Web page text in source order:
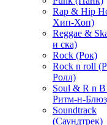
Rap & Hip
Хип-Хоп)
Reggae &
и ска)
Rock (Рок)
Rock n roll
Ролл)
Soul & R n
Ритм-н-
Soundtrack
(Саундтрек)